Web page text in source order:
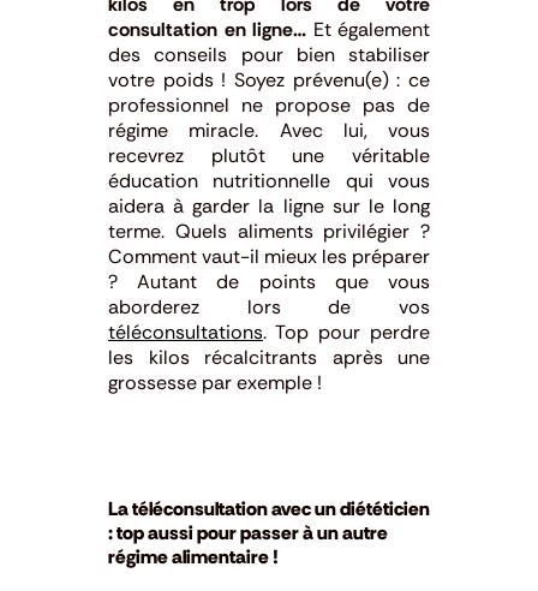
consultation en ligne… Et également
des conseils pour bien stabiliser
votre poids ! Soyez prévenu(e) : ce
professionnel ne propose pas de
régime miracle. Avec lui, vous
recevrez plutôt une véritable
éducation nutritionnelle qui vous
aidera à garder la ligne sur le long
terme. Quels aliments privilégier ?
Comment vaut-il mieux les préparer
? Autant de points que vous
aborderez lors de vos
téléconsultations. Top pour perdre
les kilos récalcitrants après une
grossesse par exemple !
La téléconsultation avec un diététicien
: top aussi pour passer à un autre
régime alimentaire !